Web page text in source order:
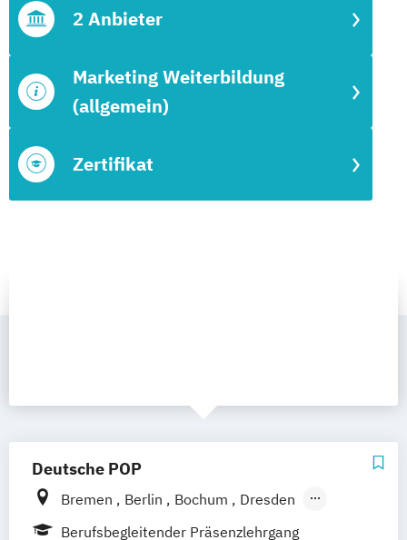
Zertifikat
Marketing Weiterbildung
(allgemein)
2 Anbieter
Deutsche POP
Bremen Berlin Bochum
Dresden
Frankfurt am Main
Hamburg
Hannover
Berufsbegleitender Präsenzlehrgang